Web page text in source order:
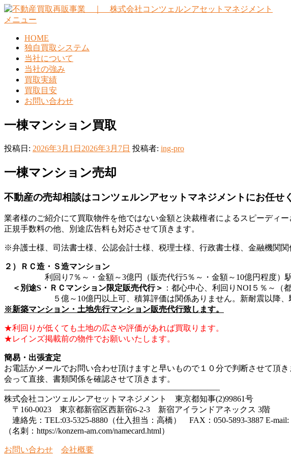
コ
ン
メニュー
HOME
独自買取システム
当社について
当社の強み
買取実績
買取目安
お問い合わせ
一棟マンション買取
投稿日: 2026年3月1日 2026年3月7日 投稿者: ing-pro
一棟マンション売却
不動産の売却相談はコンツェルンアセットマネジメントにお任せ
業者様のご紹介にて買取物件を他ではない金額と決裁権者によるスピーディー
正規手数料の他、別途広告料も対応させて頂きます。
※弁護士様、司法書士様、公認会計士様、税理士様、行政書士様、金融機関
２）ＲＣ造・Ｓ造マンション
利回り7％～・金額～3億円（販売代行5％～・金額～10億円程度）駅
＜別途S・ＲＣマンション限定販売代行＞ ：都心中心、利回りNOI５％～（
５億～10億円以上可、積算評価は関係ありません。新耐震以降、
※新築マンション・土地先行マンション販売代行致します。
★利回りが低くても土地の広さや評価があれば買取ります。
★レインズ掲載前の物件でお願いいたします。
簡易・出張査定
お電話かメールでお問い合わせ頂けますと早いもので１０分で判断させて頂
会って直接、書類関係を確認させて頂きます。
——————————————————————————–
株式会社コンツェルンアセットマネジメント 東京都知事(2)99861号
〒160-0023 東京都新宿区西新宿6-2-3 新宿アイランドアネックス 3階
連絡先：TEL:03-5325-8880（仕入担当：高橋） FAX：050-5893-3887 E-mail:
（名刺：https://konzern-am.com/namecard.html）
お問い合わせ 会社概要